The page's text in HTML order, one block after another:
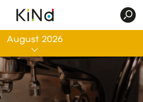
August 2026